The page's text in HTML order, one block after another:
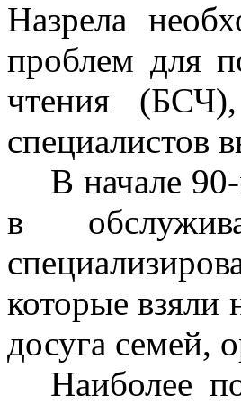
Назрела
проблем для
чтения
специалистов
В начале
в
которые взяли
досуга семей,
Наиболее